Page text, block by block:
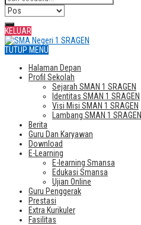
KELUAR
TUTUP MENU
Halaman Depan
Profil Sekolah
Sejarah SMAN 1 SRAGEN
Identitas SMAN 1 SRAGEN
Visi Misi SMAN 1 SRAGEN
Lambang SMAN 1 SRAGEN
Berita
Guru Dan Karyawan
Download
E-Learning
E-learning Smansa
Edukasi Smansa
Ujian Online
Guru Penggerak
Prestasi
Extra Kurikuler
Fasilitas